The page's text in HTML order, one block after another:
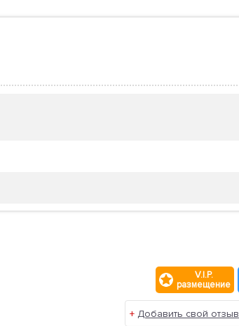
V.I.P.
размещение
+ Добавить свой отзыв